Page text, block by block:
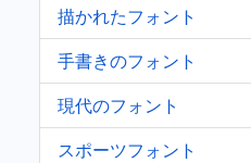
描かれたフォント
手書きのフォント
現代のフォント
スポーツフォント